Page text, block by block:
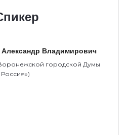
Владимирович
городской Думы